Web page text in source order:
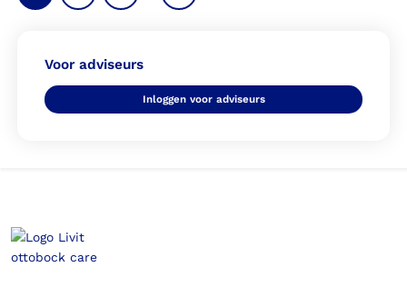
Voor adviseurs
Inloggen voor adviseurs